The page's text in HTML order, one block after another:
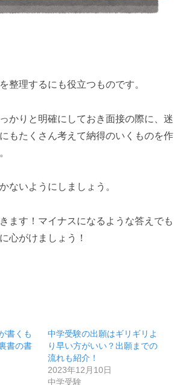
整理するにも役立つものです。
かりと明確にしておき面接の際に、迷
もたくさん考えて納得のいくものを作
ないようにしましょう。
ます！マイナスになるような答えでも
心がけましょう！
書くも
書の書
中学受験の出願はギリギリよ
り早い方がいい？出願までの
流れも紹介！
2023年12月10日
中学受験